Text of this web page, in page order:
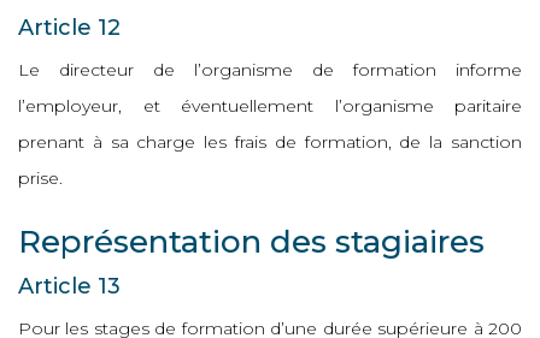
Article 12
Le directeur de l’organisme de formation informe
l’employeur, et éventuellement l’organisme paritaire
prenant à sa charge les frais de formation, de la sanction
prise.
Représentation des stagiaires
Article 13
Pour les stages de formation d’une durée supérieure à 200